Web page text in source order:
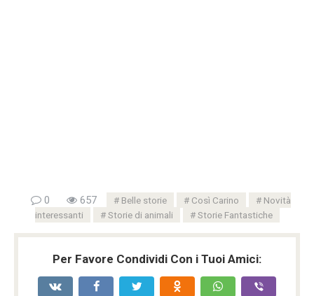
0 657 Belle storie Così Carino
Novità
interessanti
Storie di animali Storie Fantastiche
Per Favore Condividi Con i Tuoi Amici: